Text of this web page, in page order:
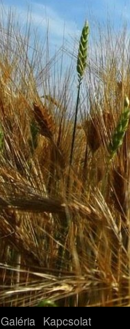
Galéria Kapcsolat